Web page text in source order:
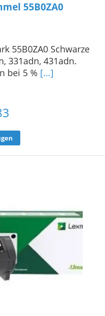
55B0ZA0
55B0ZA0 Schwarze
331adn, 431adn.
bei 5 % [...]